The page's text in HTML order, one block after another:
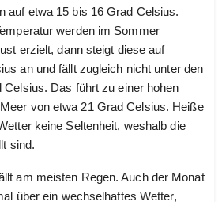
auf etwa 15 bis 16 Grad Celsius.
werden im Sommer
erzielt, dann steigt diese auf
an und fällt zugleich nicht unter den
Das führt zu einer hohen
von etwa 21 Grad Celsius. Heiße
keine Seltenheit, weshalb die
sind.
am meisten Regen. Auch der Monat
über ein wechselhaftes Wetter,